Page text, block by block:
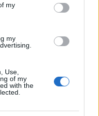
my
my
Use,
of my
with the
med etablerede
IF kunne søndag
endnu en vellykket